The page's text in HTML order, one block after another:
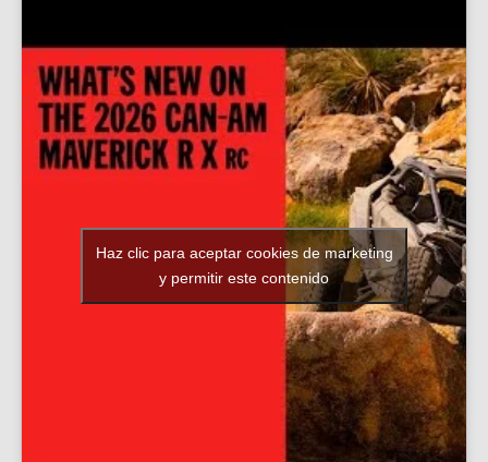
Haz clic para aceptar cookies de marketing
y permitir este contenido